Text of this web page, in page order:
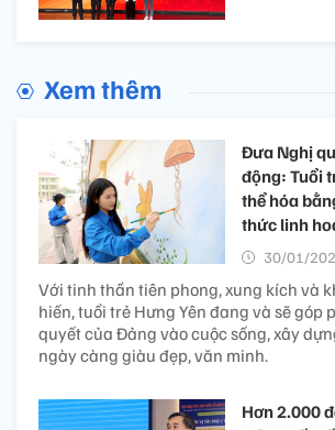
Xem thêm
Đưa Nghị
động: Tuổi
thể hóa
thức linh
30/01/
Với tinh thần tiên phong, xung kích và
hiến, tuổi trẻ Hưng Yên đang và sẽ góp
quyết của Đảng vào cuộc sống, xây
ngày càng giàu đẹp, văn minh.
Hơn 2.000